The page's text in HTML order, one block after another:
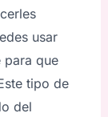
usar
para que
tipo de
del